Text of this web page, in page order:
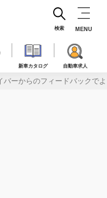
新車カタログ 自動車求人
検索 MENU
バーからのフィードバックで